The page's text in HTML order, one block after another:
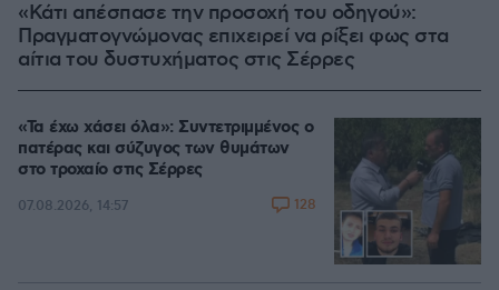
«Κάτι απέσπασε την προσοχή του οδηγού»:
Πραγματογνώμονας επιχειρεί να ρίξει φως στα
αίτια του δυστυχήματος στις Σέρρες
«Τα έχω χάσει όλα»: Συντετριμμένος ο
πατέρας και σύζυγος των θυμάτων
στο τροχαίο στις Σέρρες
07.08.2026, 14:57 128